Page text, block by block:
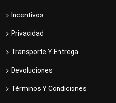
Incentivos
Privacidad
Transporte Y Entrega
Devoluciones
Términos Y Condiciones